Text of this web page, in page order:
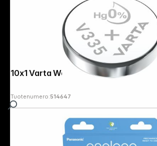
10x1 Varta Watch V 335 VPE Inner Box
Tuotenumero:514647